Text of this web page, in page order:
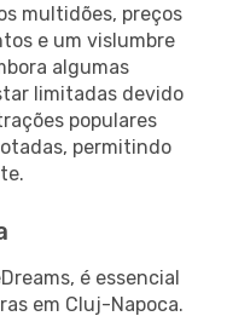
multidões, preços
e um vislumbre
algumas
limitadas devido
populares
permitindo
é essencial
em Cluj-Napoca.